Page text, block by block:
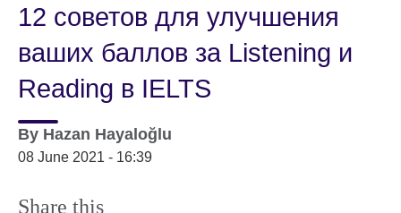
12 советов для улучшения
ваших баллов за Listening и
Reading в IELTS
By Hazan Hayaloğlu
08 June 2021 - 16:39
Share this